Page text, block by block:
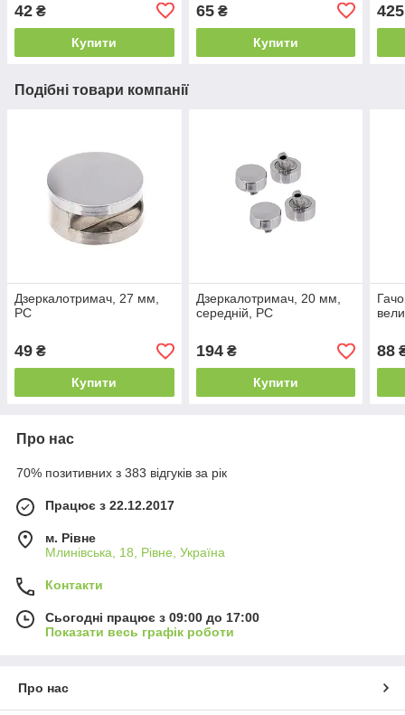
42 ₴
Купити
65₴
Купити
425
Подібні товари компанії
Дзеркалотримач, 27 мм,
PC
49 ₴
Купити
Дзеркалотримач, 20 мм,
середнiй, PC
194₴
Купити
88
Про нас
70% позитивних з 383 відгуків за рік
Працює з 22.12.2017
м. Рівне
Млинівська, 18, Рівне, Україна
Контакти
Сьогодні працює з 09:00 до 17:00
Показати весь графік роботи
Про нас